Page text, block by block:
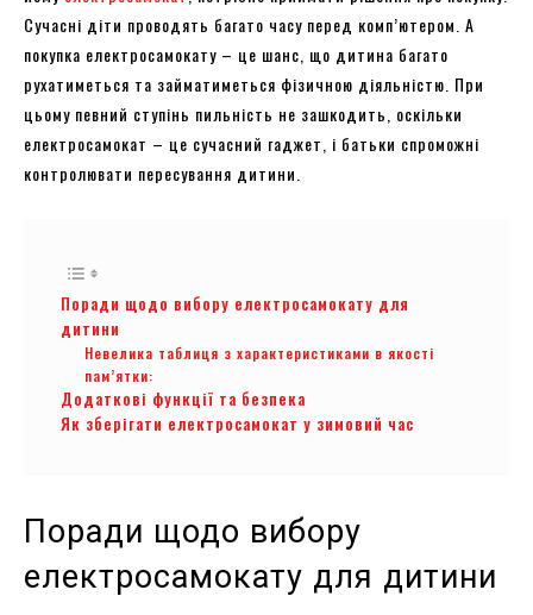
Сучасні діти проводять багато часу перед комп’ютером. А
покупка електросамокату – це шанс, що дитина багато
рухатиметься та займатиметься фізичною діяльністю. При
цьому певний ступінь пильність не зашкодить, оскільки
електросамокат – це сучасний гаджет, і батьки спроможні
контролювати пересування дитини.
Поради щодо вибору електросамокату для
дитини
Невелика таблиця з характеристиками в якості
пам’ятки:
Додаткові функції та безпека
Як зберігати електросамокат у зимовий час
Поради щодо вибору
електросамокату для дитини